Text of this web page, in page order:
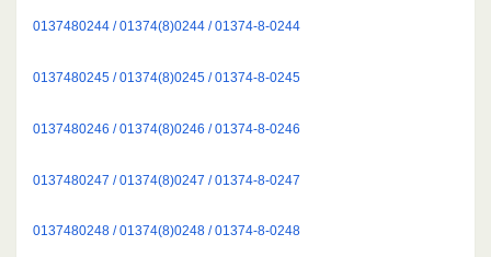
0137480244 / 01374(8)0244 / 01374-8-0244
0137480245 / 01374(8)0245 / 01374-8-0245
0137480246 / 01374(8)0246 / 01374-8-0246
0137480247 / 01374(8)0247 / 01374-8-0247
0137480248 / 01374(8)0248 / 01374-8-0248